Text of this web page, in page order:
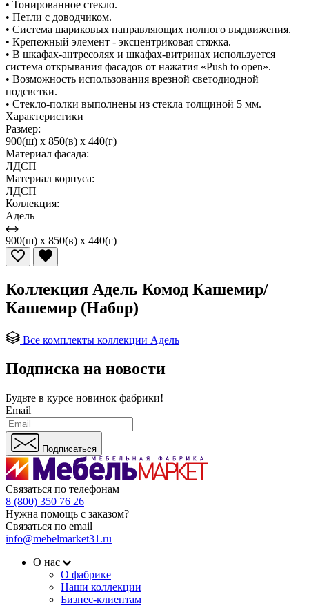
• Тонированное стекло.
• Петли с доводчиком.
• Система шариковых направляющих полного выдвижения.
• Крепежный элемент - эксцентриковая стяжка.
• В шкафах-антресолях и шкафах-витринах используется
система открывания фасадов от нажатия «Push to open».
• Возможность использования врезной светодиодной
подсветки.
• Стекло-полки выполнены из стекла толщиной 5 мм.
Характеристики
Размер:
900(ш) x 850(в) x 440(г)
Материал фасада:
ЛДСП
Материал корпуса:
ЛДСП
Коллекция:
Адель
900(ш) x 850(в) x 440(г)
Коллекция Адель Комод Кашемир/
Кашемир (Набор)
Все комплекты коллекции Адель
Подписка на новости
Будьте в курсе новинок фабрики!
Email
Подписаться
Связаться по телефонам
8 (800) 350 76 26
Нужна помощь с заказом?
Связаться по email
info@mebelmarket31.ru
О нас
О фабрике
Наши коллекции
Бизнес-клиентам